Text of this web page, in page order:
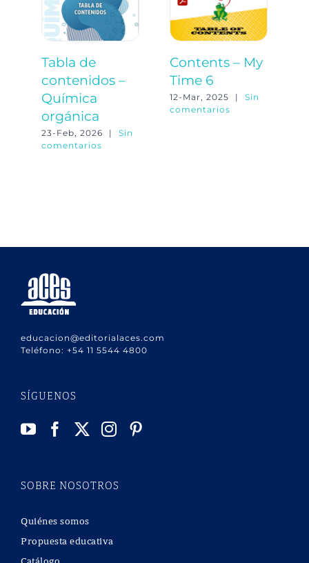
Tabla de
contenidos –
Química
orgánica
23-Feb, 2026 |
Sin
comentarios
Contents – My
Time 6
12-Mar, 2025 |
Sin
comentarios
educacion@editorialaces.com
Teléfono: +54 11 5544 4800
SÍGUENOS
SOBRE NOSOTROS
Quiénes somos
Propuesta educativa